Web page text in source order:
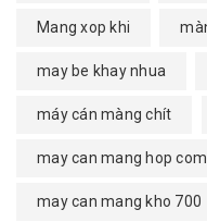
Mang xop khi
may be khay nhua
máy cán màng chít
may can mang hop
may can mang kho 700